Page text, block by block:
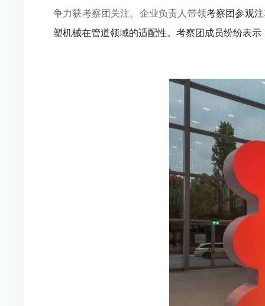
争力获考察团关注。企业负责人带领考察团参观
塑机械在管道领域的适配性。考察团成员纷纷表